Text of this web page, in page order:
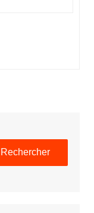
Rechercher